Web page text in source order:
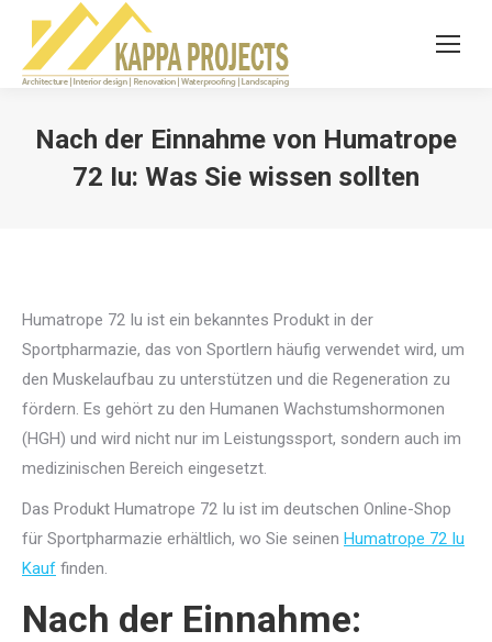
Nach der Einnahme von Humatrope
72 Iu: Was Sie wissen sollten
Humatrope 72 Iu ist ein bekanntes Produkt in der
Sportpharmazie, das von Sportlern häufig verwendet wird, um
den Muskelaufbau zu unterstützen und die Regeneration zu
fördern. Es gehört zu den Humanen Wachstumshormonen
(HGH) und wird nicht nur im Leistungssport, sondern auch im
medizinischen Bereich eingesetzt.
Das Produkt Humatrope 72 Iu ist im deutschen Online-Shop
für Sportpharmazie erhältlich, wo Sie seinen Humatrope 72 Iu
Kauf finden.
Nach der Einnahme: